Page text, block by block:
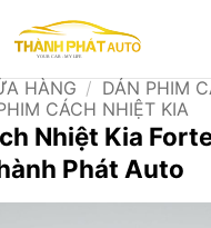
HÀNG / DÁN PHIM
CÁCH NHIỆT KIA
Nhiệt Kia
Phát Auto